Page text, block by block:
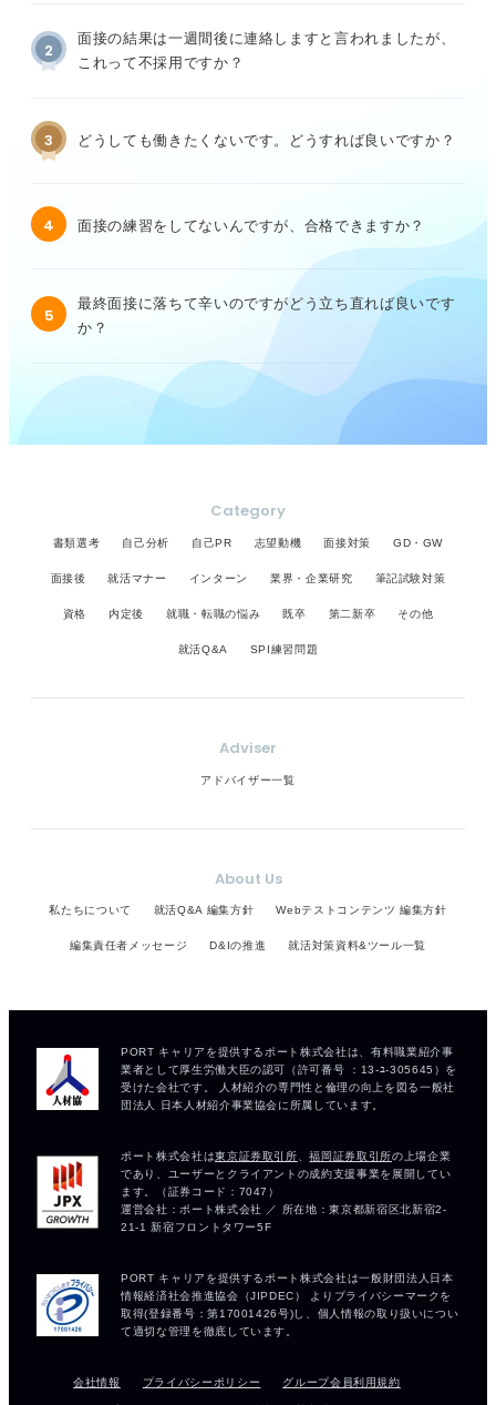
2
面接の結果は一週間後に連絡しますと言われましたが、
これって不採用ですか？
3 どうしても働きたくないです。どうすれば良いですか？
4 面接の練習をしてないんですが、合格できますか？
5
最終面接に落ちて辛いのですがどう立ち直れば良いです
か？
Category
書類選考 自己分析 自己PR 志望動機 面接対策 GD・GW
面接後 就活マナー インターン 業界・企業研究 筆記試験対策
資格 内定後 就職・転職の悩み 既卒 第二新卒 その他
就活Q&A SPI練習問題
Adviser
アドバイザー一覧
About Us
私たちについて 就活Q&A 編集方針 Webテストコンテンツ 編集方針
編集責任者メッセージ D&Iの推進 就活対策資料&ツール一覧
会社情報 プライバシーポリシー グループ会員利用規約